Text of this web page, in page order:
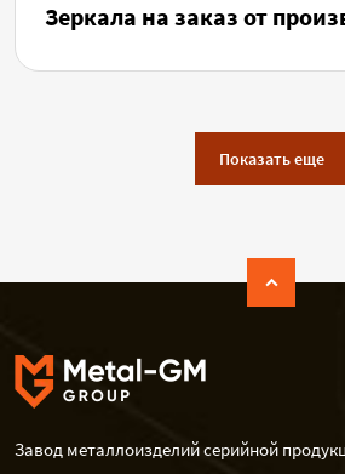
Зеркала на заказ от
Показать еще
Завод металлоизделий серийной